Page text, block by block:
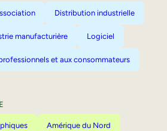
Distribution industrielle
manufacturière Logiciel
et aux consommateurs
Amérique du Nord